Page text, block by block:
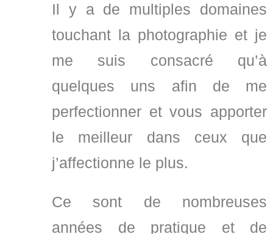
Il y a de multiples domaines
touchant la photographie et je
me suis consacré qu’à
quelques uns afin de me
perfectionner et vous apporter
le meilleur dans ceux que
j’affectionne le plus.
Ce sont de nombreuses
années de pratique et de